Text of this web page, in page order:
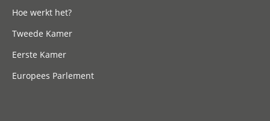
Hoe werkt het?
Tweede Kamer
Eerste Kamer
Europees Parlement